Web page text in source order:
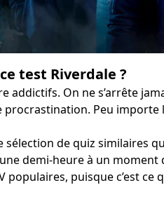
test Riverdale ?
addictifs. On ne s’arrête
Peu importe
sélection de quiz similaires
demi-heure à un moment
puisque c’est ce